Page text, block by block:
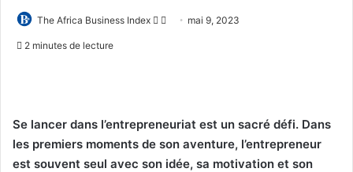
The Africa Business Index
Follow
Envoyermai 9, 2023
2 minutes de lecture
Se lancer dans l’entrepreneuriat est un sacré défi. Dans
les premiers moments de son aventure, l’entrepreneur
est souvent seul avec son idée, sa motivation et son